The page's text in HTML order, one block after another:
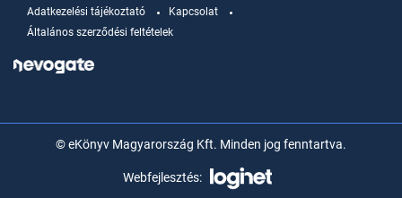
Adatkezelési tájékoztató
Kapcsolat
Általános szerződési feltételek
© eKönyv Magyarország Kft. Minden jog fenntartva.
Webfejlesztés: